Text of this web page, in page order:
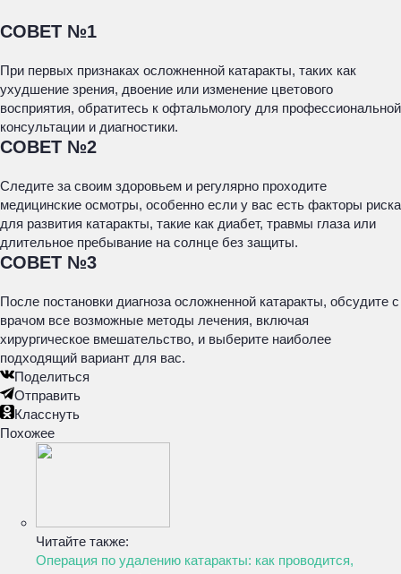
СОВЕТ №1
При первых признаках осложненной катаракты, таких как
ухудшение зрения, двоение или изменение цветового
восприятия, обратитесь к офтальмологу для профессиональной
консультации и диагностики.
СОВЕТ №2
Следите за своим здоровьем и регулярно проходите
медицинские осмотры, особенно если у вас есть факторы риска
для развития катаракты, такие как диабет, травмы глаза или
длительное пребывание на солнце без защиты.
СОВЕТ №3
После постановки диагноза осложненной катаракты, обсудите с
врачом все возможные методы лечения, включая
хирургическое вмешательство, и выберите наиболее
подходящий вариант для вас.
Поделиться
Отправить
Класснуть
Похожее
Читайте также:
Операция по удалению катаракты: как проводится,